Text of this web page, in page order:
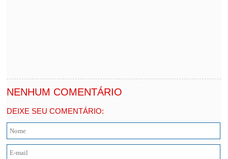
NENHUM COMENTÁRIO
DEIXE SEU COMENTÁRIO: